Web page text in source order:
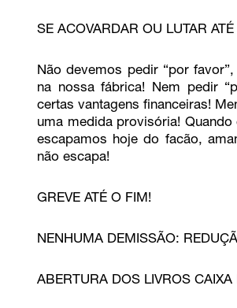
SE ACOVARDAR OU LUTAR
Não devemos pedir “por
na nossa fábrica! Nem pedir
certas vantagens financeiras!
uma medida provisória!
escapamos hoje do facão,
não escapa!
GREVE ATÉ O FIM!
NENHUMA DEMISSÃO:
ABERTURA DOS LIVROS CAIXA